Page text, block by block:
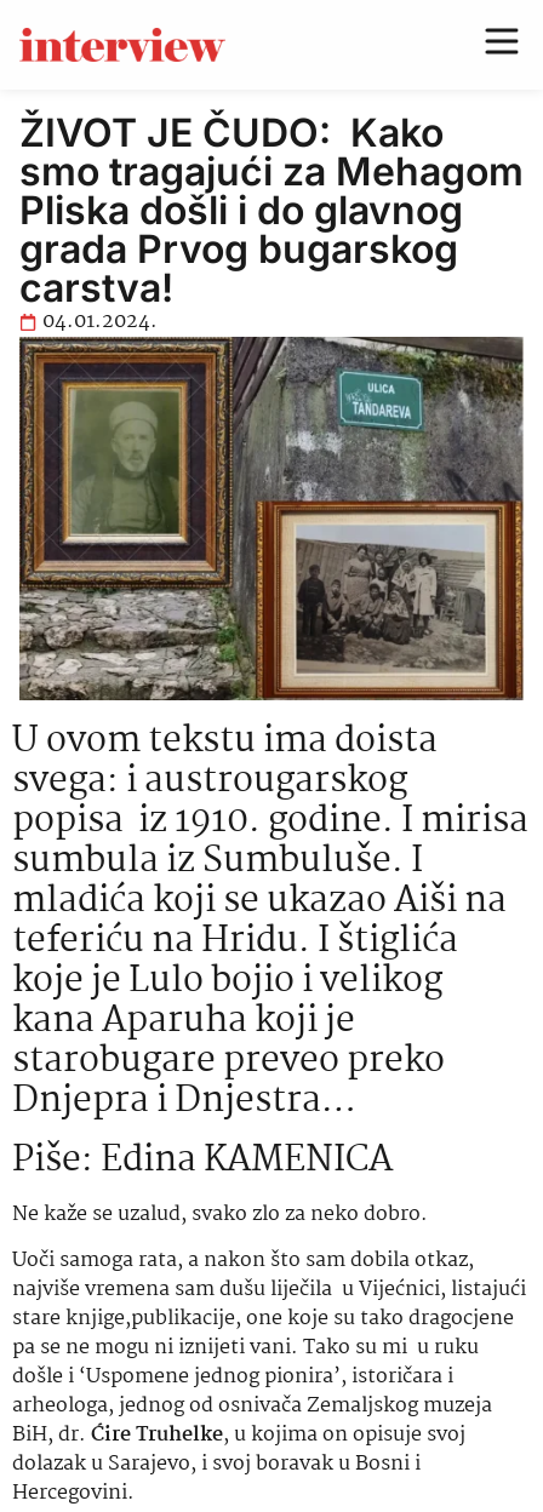
ŽIVOT JE ČUDO: Kako
smo tragajući za Mehagom
Pliska došli i do glavnog
grada Prvog bugarskog
carstva!
04.01.2024.
U ovom tekstu ima doista
svega: i austrougarskog
popisa iz 1910. godine. I mirisa
sumbula iz Sumbuluše. I
mladića koji se ukazao Aiši na
teferiću na Hridu. I štiglića
koje je Lulo bojio i velikog
kana Aparuha koji je
starobugare preveo preko
Dnjepra i Dnjestra…
Piše: Edina KAMENICA
Ne kaže se uzalud, svako zlo za neko dobro.
Uoči samoga rata, a nakon što sam dobila otkaz,
najviše vremena sam dušu liječila u Vijećnici, listajući
stare knjige,publikacije, one koje su tako dragocjene
pa se ne mogu ni iznijeti vani. Tako su mi u ruku
došle i ‘Uspomene jednog pionira’, istoričara i
arheologa, jednog od osnivača Zemaljskog muzeja
BiH, dr. Ćire Truhelke, u kojima on opisuje svoj
dolazak u Sarajevo, i svoj boravak u Bosni i
Hercegovini.